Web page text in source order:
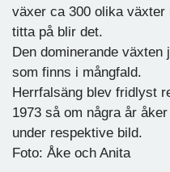
växer ca 300 olika
titta på blir det.
Den dominerande
som finns i mångfald.
Herrfalsäng blev fridlyst
1973 så om några år
under respektive bild.
Foto: Åke och Anita